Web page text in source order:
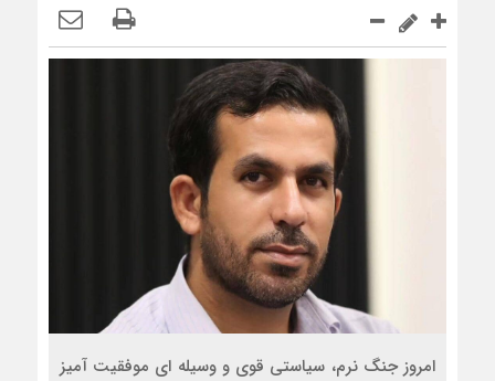
امروز جنگ نرم، سیاستی قوی و وسیله ای موفقیت آمیز